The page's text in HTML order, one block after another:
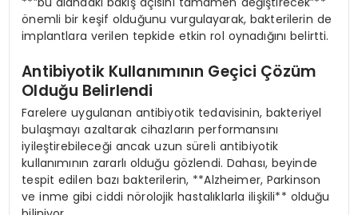
önemli bir keşif olduğunu vurgulayarak, bakterilerin de
implantlara verilen tepkide etkin rol oynadığını belirtti.
Antibiyotik Kullanımının Geçici Çözüm
Olduğu Belirlendi
Farelere uygulanan antibiyotik tedavisinin, bakteriyel
bulaşmayı azaltarak cihazların performansını
iyileştirebileceği ancak uzun süreli antibiyotik
kullanımının zararlı olduğu gözlendi. Dahası, beyinde
tespit edilen bazı bakterilerin, **Alzheimer, Parkinson
ve inme gibi ciddi nörolojik hastalıklarla ilişkili** olduğu